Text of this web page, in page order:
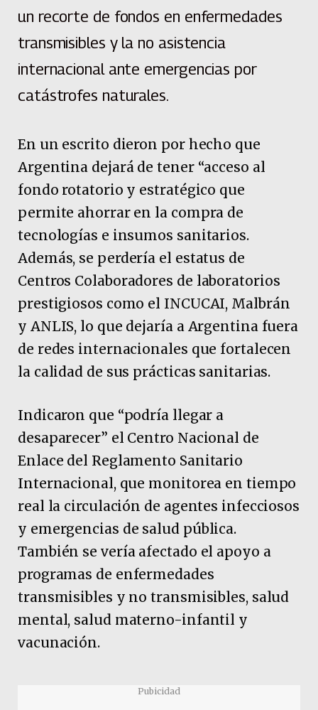
un recorte de fondos en enfermedades
transmisibles y la no asistencia
internacional ante emergencias por
catástrofes naturales.
En un escrito dieron por hecho que
Argentina dejará de tener “acceso al
fondo rotatorio y estratégico que
permite ahorrar en la compra de
tecnologías e insumos sanitarios.
Además, se perdería el estatus de
Centros Colaboradores de laboratorios
prestigiosos como el INCUCAI, Malbrán
y ANLIS, lo que dejaría a Argentina fuera
de redes internacionales que fortalecen
la calidad de sus prácticas sanitarias.
Indicaron que “podría llegar a
desaparecer” el Centro Nacional de
Enlace del Reglamento Sanitario
Internacional, que monitorea en tiempo
real la circulación de agentes infecciosos
y emergencias de salud pública.
También se vería afectado el apoyo a
programas de enfermedades
transmisibles y no transmisibles, salud
mental, salud materno-infantil y
vacunación.
Pubicidad